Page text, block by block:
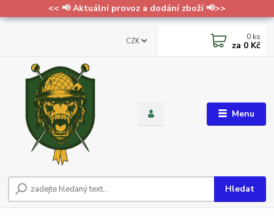
<< 📢 Aktuální provoz a dodání zboží 📢>>
Menu
CZK
Hledat
0 ks
za 0 Kč